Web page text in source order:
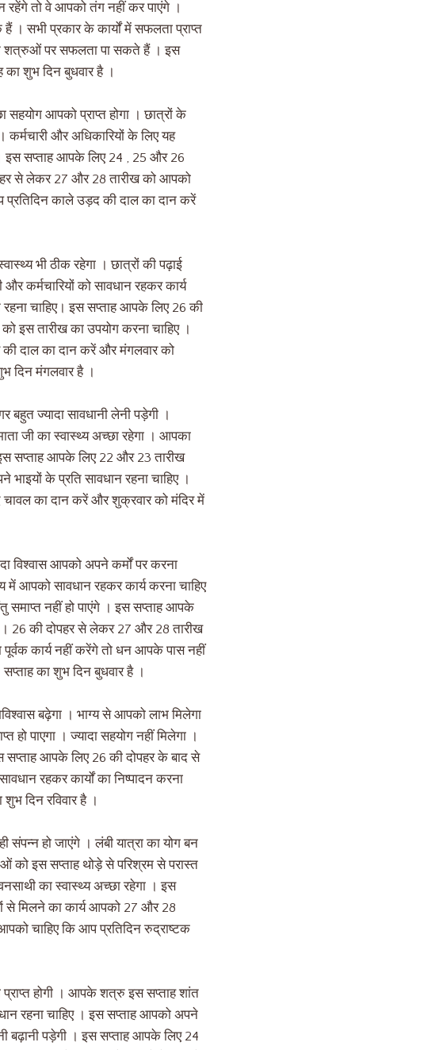
तो वे आपको तंग नहीं कर पाएंगे ।
। सभी प्रकार के कार्यों में सफलता प्राप्त
शत्रुओं पर सफलता पा सकते हैं । इस
शुभ दिन बुधवार है ।
आपको प्राप्त होगा । छात्रों के
कर्मचारी और अधिकारियों के लिए यह
। इस सप्ताह आपके लिए 24 , 25 और 26
से लेकर 27 और 28 तारीख को आपको
प्रतिदिन काले उड़द की दाल का दान करें
भी ठीक रहेगा । छात्रों की पढ़ाई
कर्मचारियों को सावधान रहकर कार्य
रहना चाहिए। इस सप्ताह आपके लिए 26 की
इस तारीख का उपयोग करना चाहिए ।
दाल का दान करें और मंगलवार को
दिन मंगलवार है ।
ज्यादा सावधानी लेनी पड़ेगी ।
जी का स्वास्थ्य अच्छा रहेगा । आपका
सप्ताह आपके लिए 22 और 23 तारीख
के प्रति सावधान रहना चाहिए ।
का दान करें और शुक्रवार को मंदिर में
विश्वास आपको अपने कर्मों पर करना
आपको सावधान रहकर कार्य करना चाहिए
समाप्त नहीं हो पाएंगे । इस सप्ताह आपके
26 की दोपहर से लेकर 27 और 28 तारीख
कार्य नहीं करेंगे तो धन आपके पास नहीं
का शुभ दिन बुधवार है ।
बढ़ेगा । भाग्य से आपको लाभ मिलेगा
पाएगा । ज्यादा सहयोग नहीं मिलेगा ।
आपके लिए 26 की दोपहर के बाद से
रहकर कार्यों का निष्पादन करना
दिन रविवार है ।
हो जाएंगे । लंबी यात्रा का योग बन
इस सप्ताह थोड़े से परिश्रम से परास्त
का स्वास्थ्य अच्छा रहेगा । इस
से मिलने का कार्य आपको 27 और 28
चाहिए कि आप प्रतिदिन रुद्राष्टक
होगी । आपके शत्रु इस सप्ताह शांत
रहना चाहिए । इस सप्ताह आपको अपने
बढ़ानी पड़ेगी । इस सप्ताह आपके लिए 24